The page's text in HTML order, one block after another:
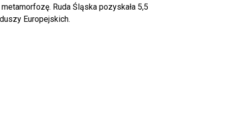
Ruda Śląska pozyskała 5,5
Europejskich.